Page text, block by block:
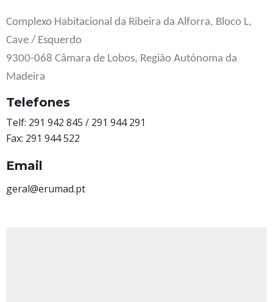
Complexo Habitacional da Ribeira da Alforra, Bloco L,
Cave / Esquerdo
9300-068 Câmara de Lobos, Região Autónoma da
Madeira
Telefones
Telf: 291 942 845 / 291 944 291
Fax: 291 944 522
Email
geral@erumad.pt